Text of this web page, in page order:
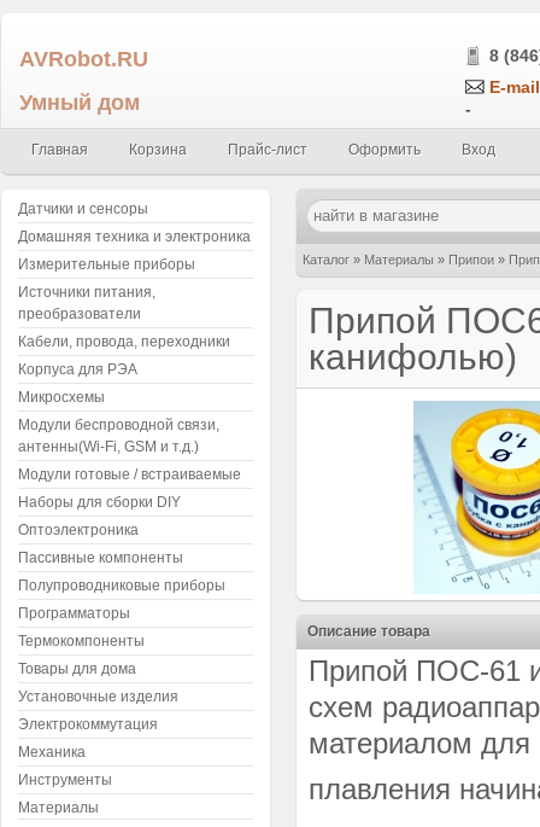
AVRobot.RU
Умный дом
8
E-
-
Главная Корзина Прайс-лист Оформить Вход
Каталог » Материалы » Припои »
Припой
канифолью)
Описание товара
Припой ПОС-61
схем
материалом для
плавления
Датчики и сенсоры
Домашняя техника и электроника
Измерительные приборы
Источники питания,
преобразователи
Кабели, провода, переходники
Корпуса для РЭА
Микросхемы
Модули беспроводной связи,
антенны(Wi-Fi, GSM и т.д.)
Модули готовые / встраиваемые
Наборы для сборки DIY
Оптоэлектроника
Пассивные компоненты
Полупроводниковые приборы
Программаторы
Термокомпоненты
Товары для дома
Установочные изделия
Электрокоммутация
Механика
Инструменты
Материалы